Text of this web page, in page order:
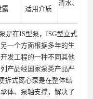
露 适用介质
清水、热
是在IS型泵，ISG型立式
一个方面根据多年的生
发工程的一种不同其他
产品经国家泵类产品严
拆式离心泵是在整体结
体、泵轴支撑，解决了